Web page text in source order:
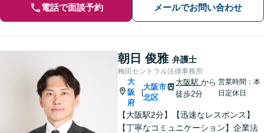
電話で面談予約 メールでお問い合わせ
朝日 俊雅 弁護士
梅田セントラル法律事務所
大
阪
府
大阪市
北区
大阪駅から
徒歩2分
営業時間：本
日定休日
【大阪駅2分】【迅速なレスポンス】
【丁寧なコミュニケーション】企業法